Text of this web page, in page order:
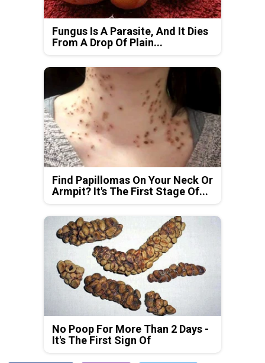
Fungus Is A Parasite, And It Dies
From A Drop Of Plain...
Find Papillomas On Your Neck Or
Armpit? It's The First Stage Of...
No Poop For More Than 2 Days -
It's The First Sign Of